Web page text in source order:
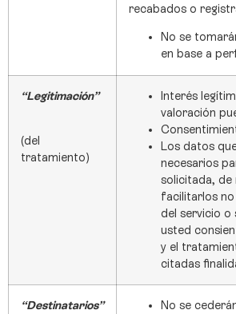
recabados o
No se
en base a
“Legitimación”
(del
tratamiento)
Interés
valoración
Los datos
necesarios
solicitada, de
facilitarlos
del servicio o
usted
y el
citadas
“Destinatarios”
No se